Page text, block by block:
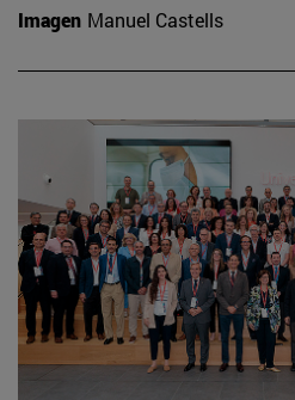
Imagen Manuel Castells